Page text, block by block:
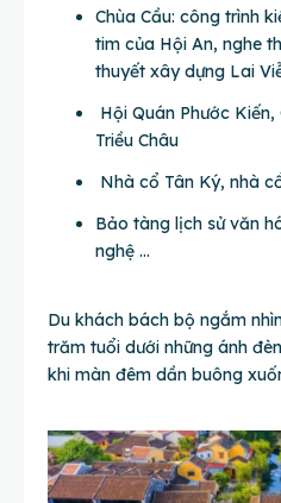
Chùa Cầu: công trình
tim của Hội An, nghe
thuyết xây dựng Lai
Hội Quán Phước
Triều Châu
Nhà cổ Tân Ký, nhà
Bảo tàng lịch sử văn
nghệ …
Du khách bách bộ ngắm
trăm tuổi dưới những ánh
khi màn đêm dần buông